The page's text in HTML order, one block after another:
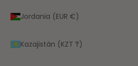
Jordania (EUR €)
Kazajistán (KZT ₸)